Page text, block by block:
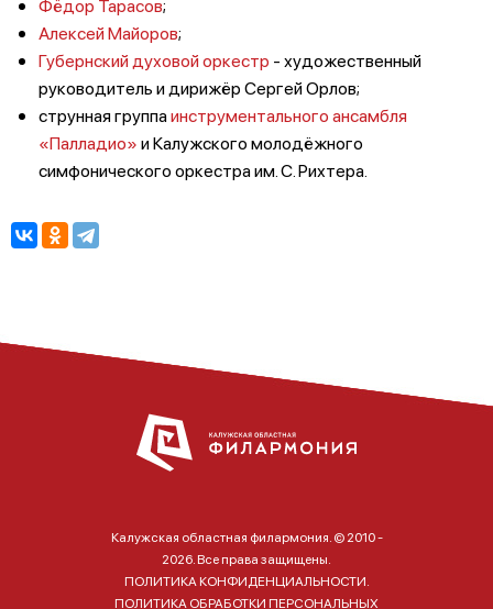
Алексей Майоров;
Губернский духовой оркестр - художественный
руководитель и дирижёр Сергей Орлов;
струнная группаинструментального ансамбля
«Палладио»и Калужского молодёжного
симфонического оркестра им. С. Рихтера.
Калужская областная филармония. © 2010 -
2026. Все права защищены.
ПОЛИТИКА КОНФИДЕНЦИАЛЬНОСТИ.
ПОЛИТИКА ОБРАБОТКИ ПЕРСОНАЛЬНЫХ